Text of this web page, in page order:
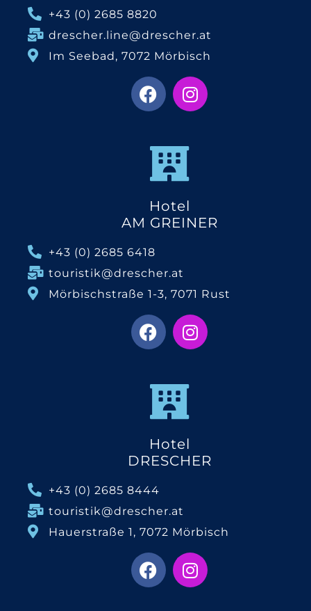
+43 (0) 2685 8820
drescher.line@drescher.at
Im Seebad, 7072 Mörbisch
Hotel
AM GREINER
+43 (0) 2685 6418
touristik@drescher.at
Mörbischstraße 1-3, 7071 Rust
Hotel
DRESCHER
+43 (0) 2685 8444
touristik@drescher.at
Hauerstraße 1, 7072 Mörbisch